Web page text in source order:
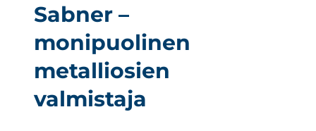
Sabner –
monipuolinen
metalliosien
valmistaja